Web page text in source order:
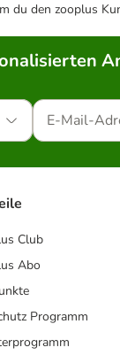
du den zooplus
Club
Abo
Programm